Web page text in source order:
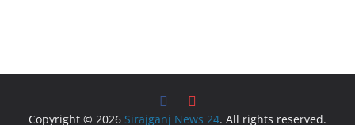
Copyright © 2026 Sirajganj News 24. All rights reserved.